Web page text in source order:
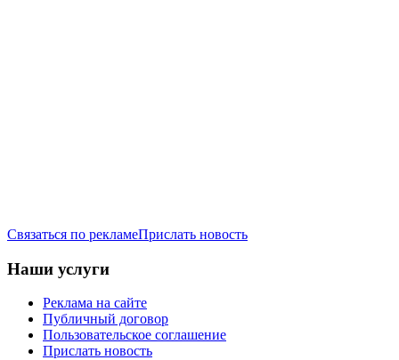
Связаться по рекламеПрислать новость
Наши услуги
Реклама на сайте
Публичный договор
Пользовательское соглашение
Прислать новость